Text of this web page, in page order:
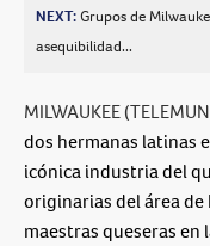
NEXT:Grupos de
asequibilidad...
MILWAUKEE
dos hermanas latinas
icónica industria del
originarias del área de
maestras queseras en